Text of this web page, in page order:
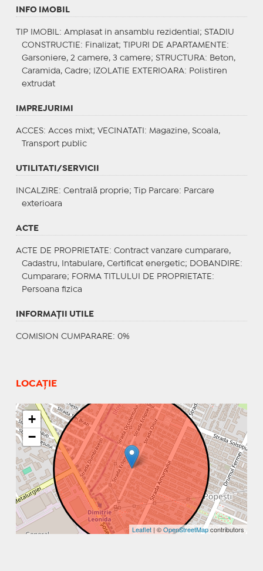
INFO IMOBIL
TIP IMOBIL : Amplasat in ansamblu rezidential; STADIU
CONSTRUCTIE : Finalizat; TIPURI DE APARTAMENTE :
Garsoniere, 2 camere, 3 camere; STRUCTURA: Beton,
Caramida, Cadre;
IZOLATIE EXTERIOARA: Polistiren
extrudat
IMPREJURIMI
ACCES: Acces mixt; VECINATATI : Magazine, Scoala,
Transport public
UTILITATI/SERVICII
INCALZIRE : Centrală proprie; Tip Parcare: Parcare
exterioara
ACTE
ACTE DE PROPRIETATE : Contract vanzare cumparare,
Cadastru, Intabulare, Certificat energetic;
DOBANDIRE :
Cumparare; FORMA TITLULUI DE PROPRIETATE :
Persoana fizica
INFORMAŢII UTILE
COMISION CUMPARARE: 0%
LOCAȚIE
+
−
Leaflet | ©OpenStreetMapcontributors